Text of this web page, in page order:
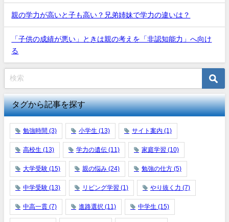
親の学力が高いと子も高い？兄弟姉妹で学力の違いは？
「子供の成績が悪い」ときは親の考えを「非認知能力」へ向け
る
タグから記事を探す
勉強時間 (3) 小学生 (13) サイト案内 (1)
高校生 (13) 学力の遺伝 (11) 家庭学習 (10)
大学受験 (15) 親の悩み (24) 勉強の仕方 (5)
中学受験 (13) リビング学習 (1) やり抜く力 (7)
中高一貫 (7) 進路選択 (11) 中学生 (15)